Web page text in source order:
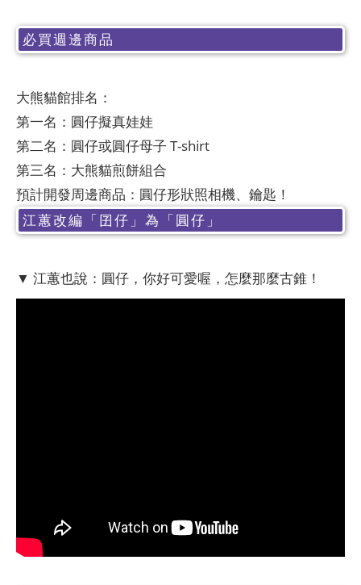
必買週邊商品
大熊貓館排名：
第一名：圓仔擬真娃娃
第二名：圓仔或圓仔母子 T-shirt
第三名：大熊貓煎餅組合
預計開發周邊商品：圓仔形狀照相機、鑰匙！
江蕙改編「囝仔」為「圓仔」
▼ 江蕙也說：圓仔，你好可愛喔，怎麼那麼古錐！